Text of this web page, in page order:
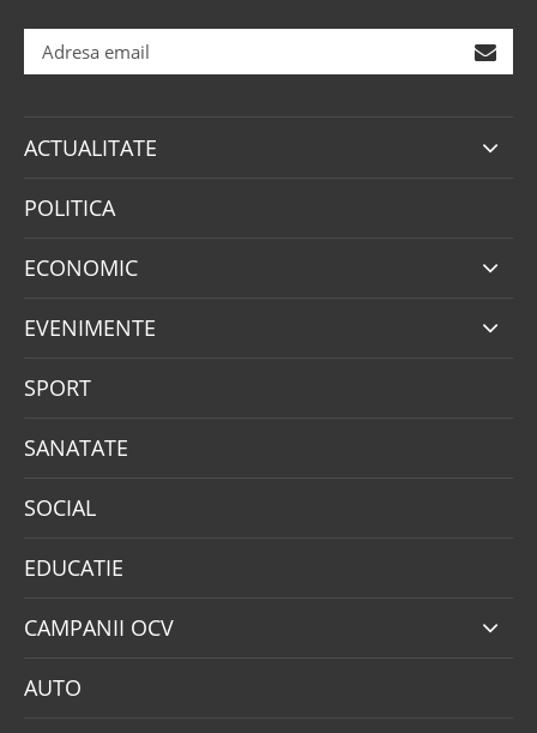
ACTUALITATE
POLITICA
ECONOMIC
EVENIMENTE
SPORT
SANATATE
SOCIAL
EDUCATIE
CAMPANII OCV
AUTO